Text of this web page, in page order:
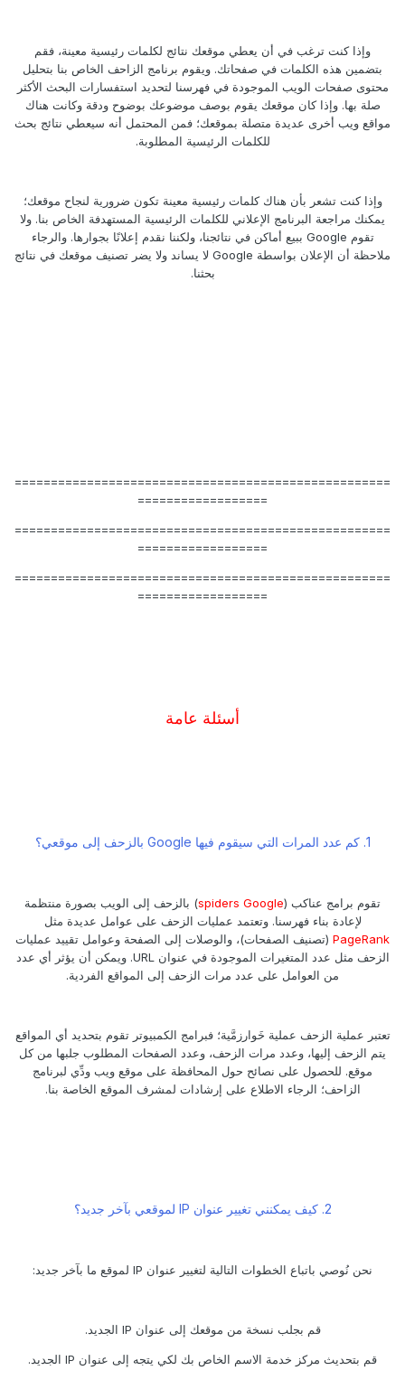
وإذا كنت ترغب في أن يعطي موقعك نتائج لكلمات رئيسية معينة، فقم
بتضمين هذه الكلمات في صفحاتك. ويقوم برنامج الزاحف الخاص بنا بتحليل
محتوى صفحات الويب الموجودة في فهرسنا لتحديد استفسارات البحث الأكثر
صلة بها. وإذا كان موقعك يقوم بوصف موضوعك بوضوح ودقة وكانت هناك
مواقع ويب أخرى عديدة متصلة بموقعك؛ فمن المحتمل أنه سيعطي نتائج بحث
للكلمات الرئيسية المطلوبة.
وإذا كنت تشعر بأن هناك كلمات رئيسية معينة تكون ضرورية لنجاح موقعك؛
يمكنك مراجعة البرنامج الإعلاني للكلمات الرئيسية المستهدفة الخاص بنا. ولا
تقوم Google ببيع أماكن في نتائجنا، ولكننا نقدم إعلانًا بجوارها. والرجاء
ملاحظة أن الإعلان بواسطة Google لا يساند ولا يضر تصنيف موقعك في نتائج
بحثنا.
====================================================
==================
====================================================
==================
====================================================
==================
أسئلة عامة
تقوم برامج عناكب ( spiders Google) بالزحف إلى الويب بصورة منتظمة
لإعادة بناء فهرسنا. وتعتمد عمليات الزحف على عوامل عديدة مثل
PageRank(تصنيف الصفحات)، والوصلات إلى الصفحة وعوامل تقييد عمليات
الزحف مثل عدد المتغيرات الموجودة في عنوان URL. ويمكن أن يؤثر أي عدد
من العوامل على عدد مرات الزحف إلى المواقع الفردية.
تعتبر عملية الزحف عملية خَوارزمَّية؛ فبرامج الكمبيوتر تقوم بتحديد أي المواقع
يتم الزحف إليها، وعدد مرات الزحف، وعدد الصفحات المطلوب جلبها من كل
موقع. للحصول على نصائح حول المحافظة على موقع ويب ودِّي لبرنامج
الزاحف؛ الرجاء الاطلاع على إرشادات لمشرف الموقع الخاصة بنا.
2. كيف يمكنني تغيير عنوان IP لموقعي بآخر جديد؟
نحن نُوصي باتباع الخطوات التالية لتغيير عنوان IP لموقع ما بآخر جديد:
قم بجلب نسخة من موقعك إلى عنوان IP الجديد.
قم بتحديث مركز خدمة الاسم الخاص بك لكي يتجه إلى عنوان IP الجديد.